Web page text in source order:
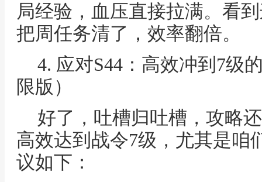
局经验，血压直接拉满。看
把周任务清了，效率翻倍。
4. 应对S44：高效冲到7级
限版）
好了，吐槽归吐槽，攻略
高效达到战令7级，尤其是咱
议如下：